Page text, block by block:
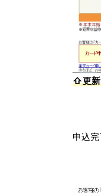
⇧更新
申込完